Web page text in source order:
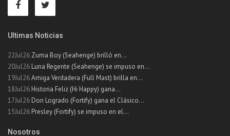
Ultimas Noticias
22Jul26 Zuma Boy (Seahenge) brilló en...
20Jul26 Luna Regente (Seahenge) se impuso en...
19Jul26Amiga Verdadera (Full Mast) brilla en...
18Jul26 Historia Feliz (Hi Happy) gana...
17Jul26 Don Logrado (Fortify) gana el Clásico...
15Jul26 Presley (Fortify) se impuso en el...
Nosotros